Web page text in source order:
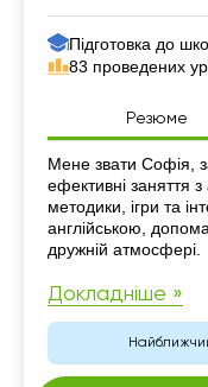
Підготовка до
83 проведених
Резюме
Резюме
Мене звати Софія,
ефективні заняття з
методики, ігри та
англійською,
дружній атмосфері.
Докладніше »